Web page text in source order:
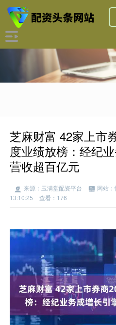
芝麻财富 42家上市
度业绩放榜：经纪
营收超百亿元
来源：玉满堂配资平台 网站
13:10:25
查看：176